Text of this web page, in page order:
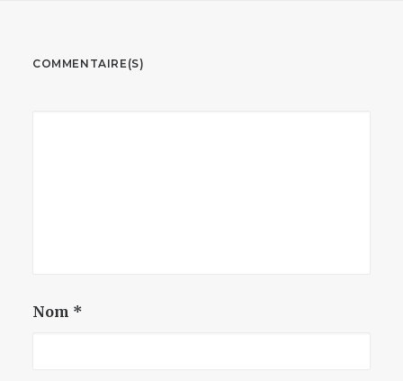
COMMENTAIRE(S)
Nom *